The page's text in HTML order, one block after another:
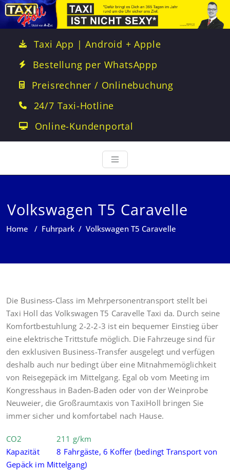
Taxi App | Android + Apple
Bestellung per WhatsAppp
Preisrechner / Onlinebuchung
24/7 Taxi-Hotline
Online-Kundenportal
Volkswagen T5 Caravelle
Home / Fuhrpark / Volkswagen T5 Caravelle
Die Business-Class im Mehrpersonentransport stellt bei
Taxi Holl das Volkswagen T5 Caravelle Taxi da. Durch seine
Komfortbestuhlung 2-2-2-3 ist ein bequemer Einstieg über
eine elektrische Trittstufe möglich. Die Fahrzeuge sind für
den exklusiven Business-Transfer ausgelegt und verfügen
deshalb auch nur bedingt über eine Mitnahmemöglichkeit
von Reisegepäck im Mittelgang. Egal ob vom Meeting im
Kongresshaus in Baden-Baden oder von der Weinprobe
Neuweier, die Großraumtaxis von TaxiHoll bringen Sie
immer sicher und komfortabel nach Hause.
CO2 211 g/km
Kapazität 8 Fahrgäste, 6 Koffer (bedingt Transport von
Gepäck im Mittelgang)